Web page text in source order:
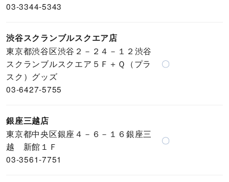
03-3344-5343
渋谷スクランブルスクエア店
東京都渋谷区渋谷２－２４－１２渋谷
スクランブルスクエア５Ｆ＋Ｑ（プラ
スク）グッズ
03-6427-5755
〇
銀座三越店
東京都中央区銀座４－６－１６銀座三
越 新館１Ｆ
03-3561-7751
〇